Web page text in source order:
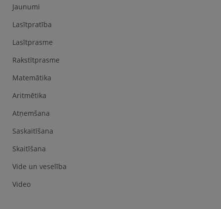
Jaunumi
Lasītpratība
Lasītprasme
Rakstītprasme
Matemātika
Aritmētika
Atņemšana
Saskaitīšana
Skaitīšana
Vide un veselība
Video